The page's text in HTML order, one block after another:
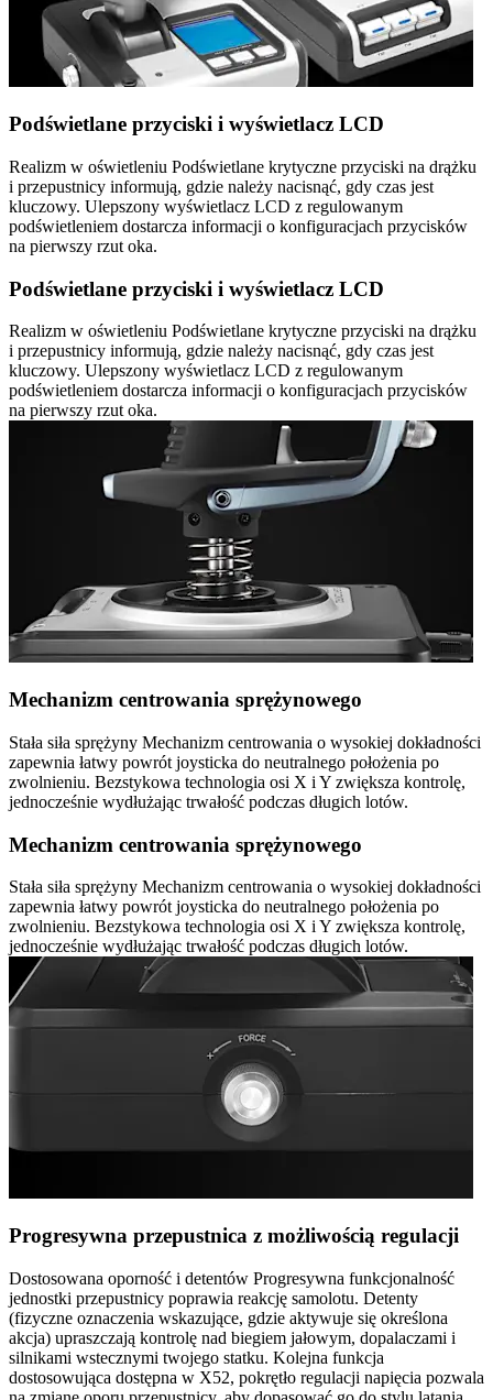
Podświetlane przyciski i wyświetlacz LCD
Realizm w oświetleniu Podświetlane krytyczne przyciski na drążku
i przepustnicy informują, gdzie należy nacisnąć, gdy czas jest
kluczowy. Ulepszony wyświetlacz LCD z regulowanym
podświetleniem dostarcza informacji o konfiguracjach przycisków
na pierwszy rzut oka.
Podświetlane przyciski i wyświetlacz LCD
Realizm w oświetleniu Podświetlane krytyczne przyciski na drążku
i przepustnicy informują, gdzie należy nacisnąć, gdy czas jest
kluczowy. Ulepszony wyświetlacz LCD z regulowanym
podświetleniem dostarcza informacji o konfiguracjach przycisków
na pierwszy rzut oka.
Mechanizm centrowania sprężynowego
Stała siła sprężyny Mechanizm centrowania o wysokiej dokładności
zapewnia łatwy powrót joysticka do neutralnego położenia po
zwolnieniu. Bezstykowa technologia osi X i Y zwiększa kontrolę,
jednocześnie wydłużając trwałość podczas długich lotów.
Mechanizm centrowania sprężynowego
Stała siła sprężyny Mechanizm centrowania o wysokiej dokładności
zapewnia łatwy powrót joysticka do neutralnego położenia po
zwolnieniu. Bezstykowa technologia osi X i Y zwiększa kontrolę,
jednocześnie wydłużając trwałość podczas długich lotów.
Progresywna przepustnica z możliwością regulacji
Dostosowana oporność i detentów Progresywna funkcjonalność
jednostki przepustnicy poprawia reakcję samolotu. Detenty
(fizyczne oznaczenia wskazujące, gdzie aktywuje się określona
akcja) upraszczają kontrolę nad biegiem jałowym, dopalaczami i
silnikami wstecznymi twojego statku. Kolejna funkcja
dostosowująca dostępna w X52, pokrętło regulacji napięcia pozwala